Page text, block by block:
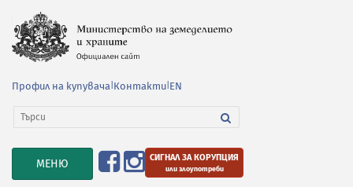
Профил на купувача Контакти EN
TOGGLE
NAVIGATION
МЕНЮ СИГНАЛ ЗА КОРУПЦИЯ
или злоупотреби